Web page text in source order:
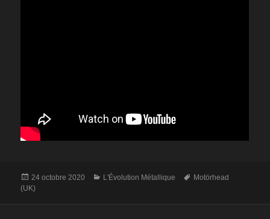
Publié
le
24 octobre 2020 Catégories
L'Évolution Métallique
Mots-
Motörhead
(UK)